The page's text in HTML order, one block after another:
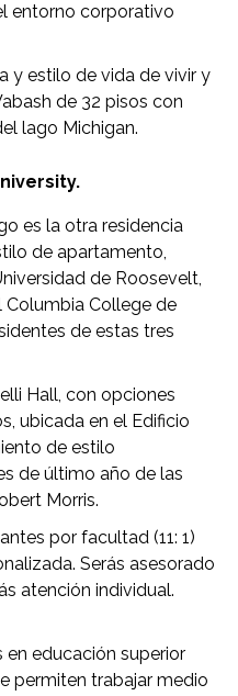
entorno corporativo
y estilo de vida de vivir y
de 32 pisos con
lago Michigan.
es la otra residencia
de apartamento,
de Roosevelt,
Columbia College de
de estas tres
Hall, con opciones
ubicada en el Edificio
de estilo
de último año de las
Morris.
por facultad (11: 1)
Serás asesorado
atención individual.
educación superior
permiten trabajar medio